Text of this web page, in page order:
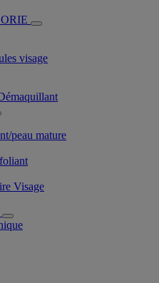
visage
peau mature
Visage